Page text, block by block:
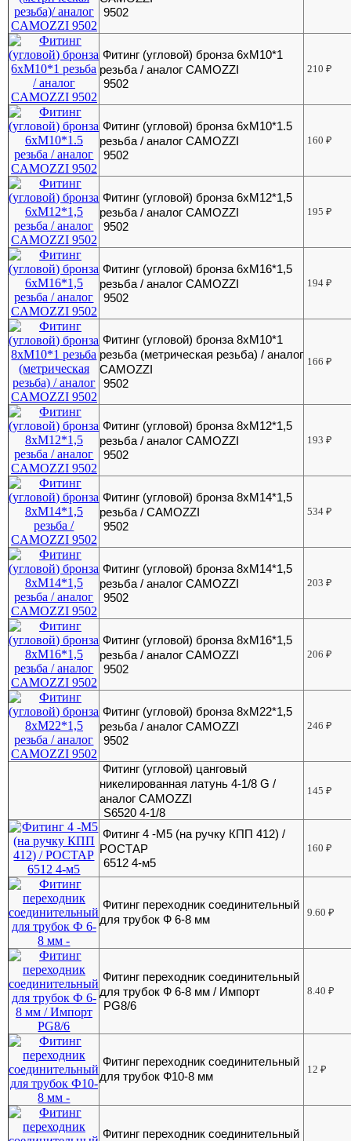
9502
Фитинг (угловой) бронза 6хМ10*1
резьба / аналог CAMOZZI
9502
210₽
Фитинг (угловой) бронза 6хМ10*1.5
резьба / аналог CAMOZZI
9502
160₽
Фитинг (угловой) бронза 6хМ12*1,5
резьба / аналог CAMOZZI
9502
195₽
Фитинг (угловой) бронза 6хМ16*1,5
резьба / аналог CAMOZZI
9502
194₽
Фитинг (угловой) бронза 8хМ10*1
резьба (метрическая резьба) / аналог
CAMOZZI
9502
166₽
Фитинг (угловой) бронза 8хМ12*1,5
резьба / аналог CAMOZZI
9502
193₽
Фитинг (угловой) бронза 8хМ14*1,5
резьба / CAMOZZI
9502
534₽
Фитинг (угловой) бронза 8хМ14*1,5
резьба / аналог CAMOZZI
9502
203₽
Фитинг (угловой) бронза 8хМ16*1,5
резьба / аналог CAMOZZI
9502
206₽
Фитинг (угловой) бронза 8хМ22*1,5
резьба / аналог CAMOZZI
9502
246₽
Фитинг (угловой) цанговый
никелированная латунь 4-1/8 G /
аналог CAMOZZI
S6520 4-1/8
145₽
Фитинг 4 -М5 (на ручку КПП 412) /
РОСТАР
6512 4-м5
160₽
Фитинг переходник соединительный
для трубок Ф 6-8 мм
9.60₽
Фитинг переходник соединительный
для трубок Ф 6-8 мм / Импорт
PG8/6
8.40₽
Фитинг переходник соединительный
для трубок Ф10-8 мм
12₽
Фитинг переходник соединительный